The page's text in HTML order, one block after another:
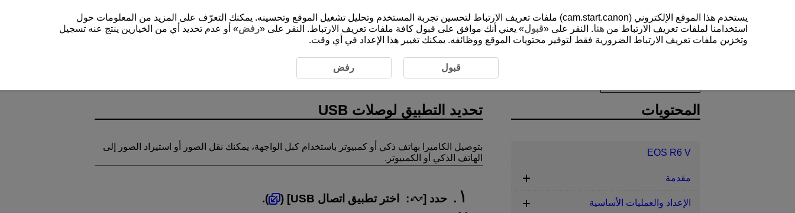
تحديد التطبيق لوصلات USB‏
تحديد التطبيق لوصلات USB
بتوصيل الكاميرا بهاتف ذكي أو كمبيوتر باستخدام كبل الواجهة، يمكنك نقل الصور أو استيراد الصور إلى
الهاتف الذكي أو الكمبيوتر.
حدد [ : اختر تطبيق اتصال USB ] (
).
المحتويات
EOS R6 V
مقدمة
الإعداد والعمليات الأساسية
يستخدم هذا الموقع الإلكتروني (cam.start.canon) ملفات تعريف الارتباط لتحسين تجربة المستخدم وتحليل تشغيل الموقع وتحسينه. يمكنك التعرّف على المزيد من المعلومات حول
استخدامنا لملفات تعريف الارتباط من هنا. النقر على «قبول» يعني أنك موافق على قبول كافة ملفات تعريف الارتباط. النقر على «رفض» أو عدم تحديد أي من الخيارين ينتج عنه تسجيل
وتخزين ملفات تعريف الارتباط الضرورية فقط لتوفير محتويات الموقع ووظائفه. يمكنك تغيير هذا الإعداد في أي وقت.
قبول رفض